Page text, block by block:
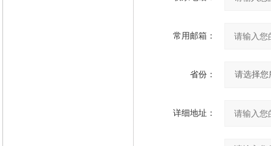
常用邮箱：
省份：
详细地址：